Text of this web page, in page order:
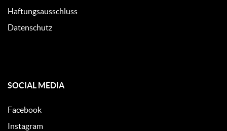
Haftungsausschluss
Datenschutz
SOCIAL MEDIA
Facebook
Instagram